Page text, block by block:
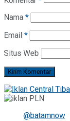
Nama *
Email *
Situs Web
@batamnow